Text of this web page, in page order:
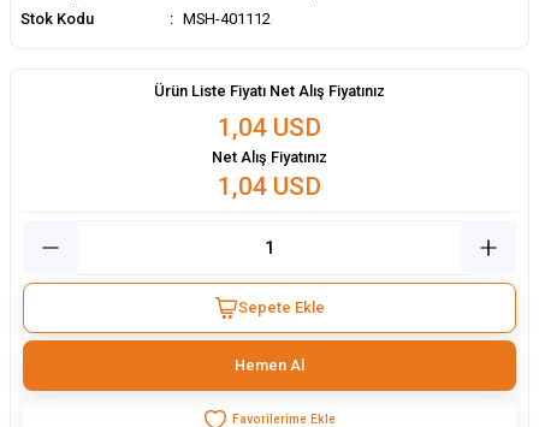
Stok Kodu
MSH-401112
Ürün Liste Fiyatı Net Alış Fiyatınız
1,04 USD
Net Alış Fiyatınız
1,04 USD
Sepete Ekle
Hemen Al